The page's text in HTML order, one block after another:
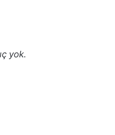
yok.